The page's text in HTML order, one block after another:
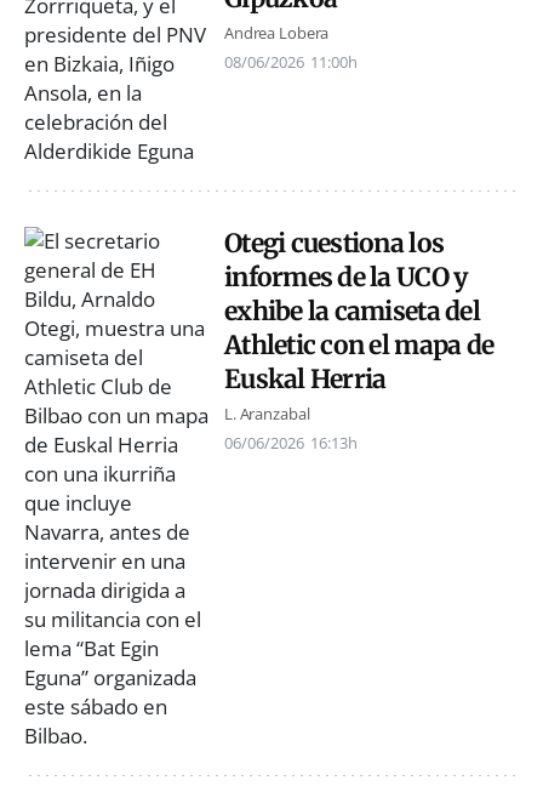
Andrea Lobera
08/06/2026 11:00h
Otegi cuestiona los
informes de la UCO y
exhibe la camiseta del
Athletic con el mapa de
Euskal Herria
L. Aranzabal
06/06/2026 16:13h